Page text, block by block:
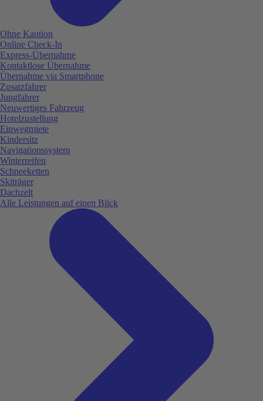
Ohne Kaution
Online Check-In
Express-Übernahme
Kontaktlose Übernahme
Übernahme via Smartphone
Zusatzfahrer
Jungfahrer
Neuwertiges Fahrzeug
Hotelzustellung
Einwegmiete
Kindersitz
Navigationssystem
Winterreifen
Schneeketten
Skiträger
Dachzelt
Alle Leistungen auf einen Blick